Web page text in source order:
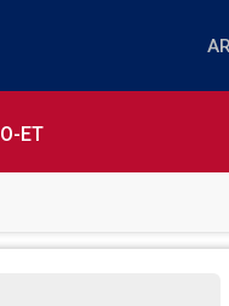
ET